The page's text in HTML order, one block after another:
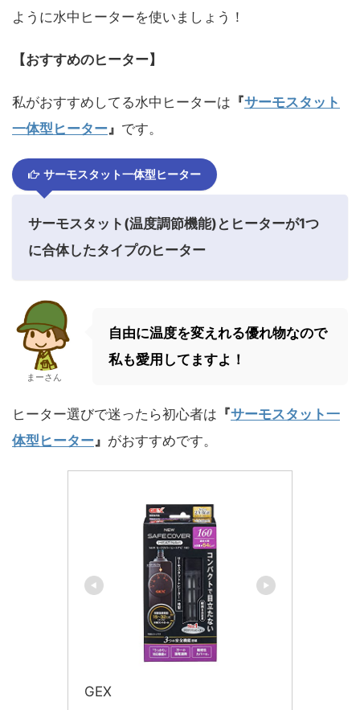
ように水中ヒーターを使いましょう！
【おすすめのヒーター】
私がおすすめしてる水中ヒーターは 『サーモスタット
一体型ヒーター』 です。
サーモスタット一体型ヒーター
サーモスタット(温度調節機能)とヒーターが1つ
に合体したタイプのヒーター
まーさん
自由に温度を変えれる優れ物なので
私も愛用してますよ！
ヒーター選びで迷ったら初心者は 『サーモスタット一
体型ヒーター』 がおすすめです。
GEX